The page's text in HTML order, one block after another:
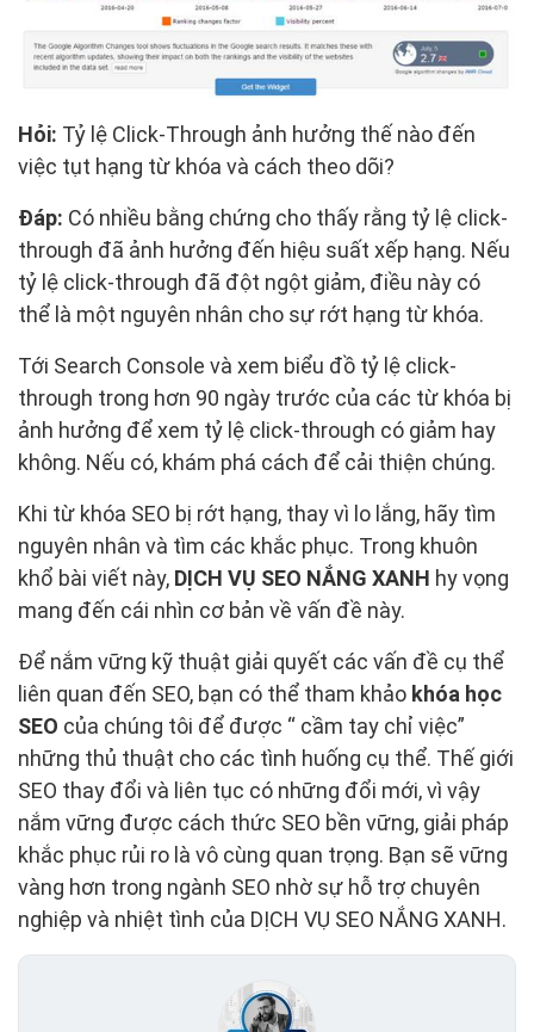
Hỏi: Tỷ lệ Click-Through ảnh hưởng thế nào đến
việc tụt hạng từ khóa và cách theo dõi?
Đáp: Có nhiều bằng chứng cho thấy rằng tỷ lệ click-
through đã ảnh hưởng đến hiệu suất xếp hạng. Nếu
tỷ lệ click-through đã đột ngột giảm, điều này có
thể là một nguyên nhân cho sự rớt hạng từ khóa.
Tới Search Console và xem biểu đồ tỷ lệ click-
through trong hơn 90 ngày trước của các từ khóa bị
ảnh hưởng để xem tỷ lệ click-through có giảm hay
không. Nếu có, khám phá cách để cải thiện chúng.
Khi từ khóa SEO bị rớt hạng, thay vì lo lắng, hãy tìm
nguyên nhân và tìm các khắc phục. Trong khuôn
khổ bài viết này, DỊCH VỤ SEO NẮNG XANH hy vọng
mang đến cái nhìn cơ bản về vấn đề này.
Để nắm vững kỹ thuật giải quyết các vấn đề cụ thể
liên quan đến SEO, bạn có thể tham khảo khóa học
SEO của chúng tôi để được “ cầm tay chỉ việc”
những thủ thuật cho các tình huống cụ thể. Thế giới
SEO thay đổi và liên tục có những đổi mới, vì vậy
nắm vững được cách thức SEO bền vững, giải pháp
khắc phục rủi ro là vô cùng quan trọng. Bạn sẽ vững
vàng hơn trong ngành SEO nhờ sự hỗ trợ chuyên
nghiệp và nhiệt tình của DỊCH VỤ SEO NẮNG XANH.